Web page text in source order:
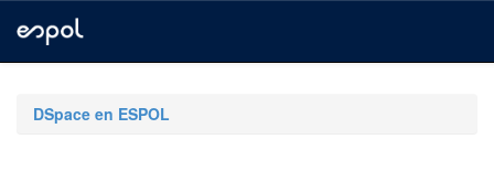
navigationDSpace en ESPOL